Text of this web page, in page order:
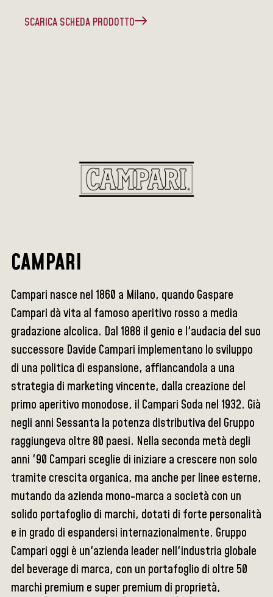
SCARICA SCHEDA PRODOTTO
CAMPARI
Campari nasce nel 1860 a Milano, quando Gaspare
Campari dà vita al famoso aperitivo rosso a media
gradazione alcolica. Dal 1888 il genio e l'audacia del suo
successore Davide Campari implementano lo sviluppo
di una politica di espansione, affiancandola a una
strategia di marketing vincente, dalla creazione del
primo aperitivo monodose, il Campari Soda nel 1932. Già
negli anni Sessanta la potenza distributiva del Gruppo
raggiungeva oltre 80 paesi. Nella seconda metà degli
anni '90 Campari sceglie di iniziare a crescere non solo
tramite crescita organica, ma anche per linee esterne,
mutando da azienda mono-marca a società con un
solido portafoglio di marchi, dotati di forte personalità
e in grado di espandersi internazionalmente. Gruppo
Campari oggi è un'azienda leader nell'industria globale
del beverage di marca, con un portafoglio di oltre 50
marchi premium e super premium di proprietà,